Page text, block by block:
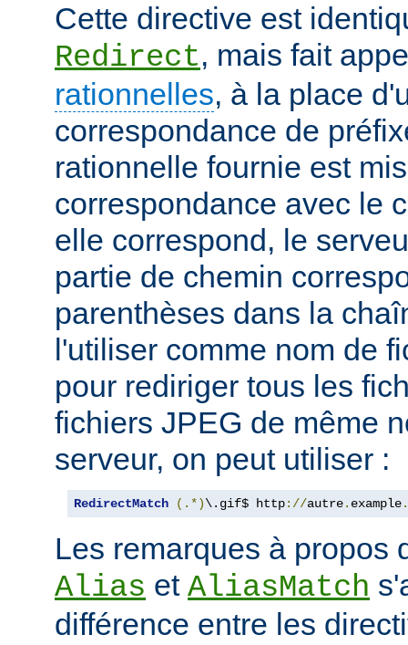
Cette directive est
Redirect, mais fait
rationnelles, à la place
correspondance de
rationnelle fournie est
correspondance avec le
elle correspond, le
partie de chemin
parenthèses dans la
l'utiliser comme nom de
pour rediriger tous les
fichiers JPEG de même
serveur, on peut utiliser :
RedirectMatch (.*)\.gif$ http://autre. example.
Les remarques à propos
Alias et AliasMatch
différence entre les